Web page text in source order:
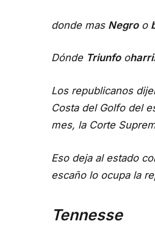
donde mas Negroo
Dónde Triunfoo
Los republicanos
Costa del Golfo del
mes, la Corte
Eso deja al estado
escaño lo ocupa la
Tennesse